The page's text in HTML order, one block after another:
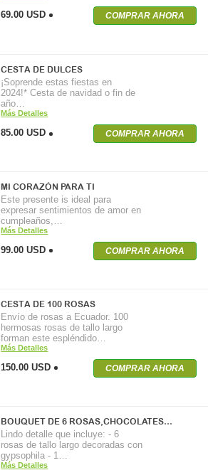
69.00 USD COMPRAR AHORA
CESTA DE DULCES
¡Soprende estas fiestas en
2024!* Cesta de navidad o fin de
año…
Más Detalles
85.00 USD COMPRAR AHORA
MI CORAZÓN PARA TI
Este presente is ideal para
expresar sentimientos de amor en
cumpleaños,…
Más Detalles
99.00 USD COMPRAR AHORA
CESTA DE 100 ROSAS
Envío de rosas a Ecuador. 100
hermosas rosas de tallo largo
forman este espléndido…
Más Detalles
150.00 USD COMPRAR AHORA
BOUQUET DE 6 ROSAS,CHOCOLATES…
Lindo detalle que incluye: - 6
rosas de tallo largo decoradas con
gypsophila - 1…
Más Detalles